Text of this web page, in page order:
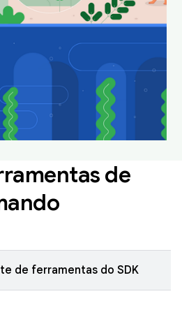
como plano de fundo
de trabalho divertida e
de
de ferramentas do SDK